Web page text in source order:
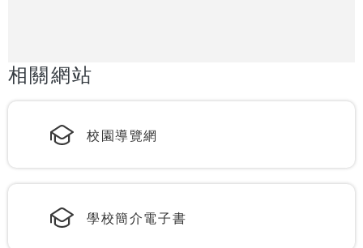
相關網站
校園導覽網
學校簡介電子書